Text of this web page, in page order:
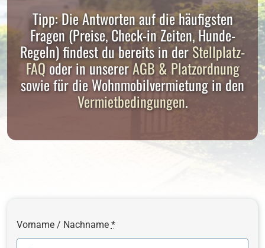
Kontakt
DE
Tipp: Die Antworten auf die häufigsten
Fragen (Preise, Check-in Zeiten, Hunde-
Regeln) findest du bereits in derStellplatz-
FAQoder in unsererAGB & Platzordnung
sowie für die Wohnmobilvermietung in den
Vermietbedingungen.
Vorname / Nachname *